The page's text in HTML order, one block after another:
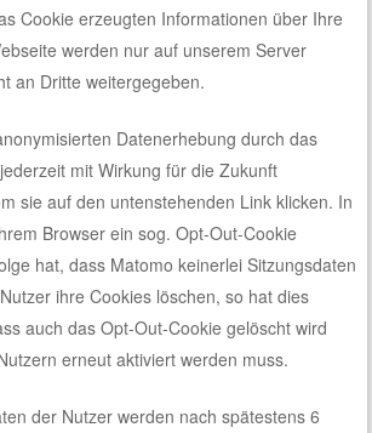
Cookie erzeugten Informationen über Ihre
werden nur auf unserem Server
an Dritte weitergegeben.
Datenerhebung durch das
mit Wirkung für die Zukunft
sie auf den untenstehenden Link klicken. In
Browser ein sog. Opt-Out-Cookie
hat, dass Matomo keinerlei Sitzungsdaten
ihre Cookies löschen, so hat dies
auch das Opt-Out-Cookie gelöscht wird
erneut aktiviert werden muss.
der Nutzer werden nach spätestens 6